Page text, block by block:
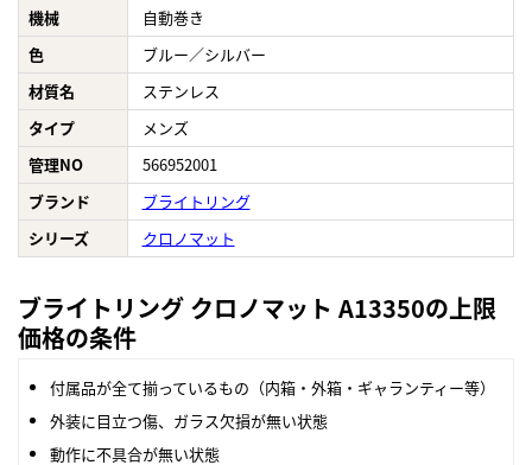
機械
自動巻き
色
ブルー／シルバー
材質名
ステンレス
タイプ
メンズ
管理NO
566952001
ブランド
ブライトリング
シリーズ
クロノマット
ブライトリング クロノマット A13350の上限
価格の条件
付属品が全て揃っているもの（内箱・外箱・ギャランティー等）
外装に目立つ傷、ガラス欠損が無い状態
動作に不具合が無い状態